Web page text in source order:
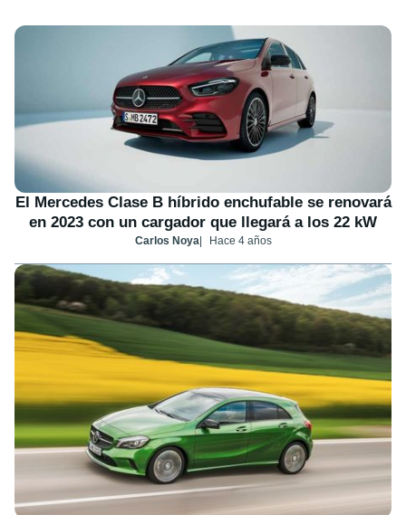
El Mercedes Clase B híbrido enchufable se renovará
en 2023 con un cargador que llegará a los 22 kW
Carlos Noya Hace 4 años